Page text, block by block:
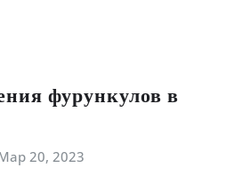
фурункулов в
20, 2023